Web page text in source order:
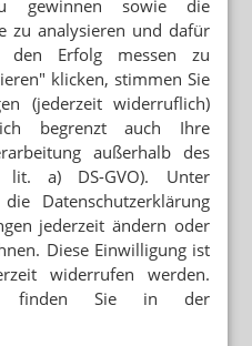
gewinnen sowie die
zu analysieren und dafür
den Erfolg messen zu
klicken, stimmen Sie
(jederzeit widerruflich)
begrenzt auch Ihre
außerhalb des
a) DS-GVO). Unter
Datenschutzerklärung
jederzeit ändern oder
Diese Einwilligung ist
widerrufen werden.
finden Sie in der